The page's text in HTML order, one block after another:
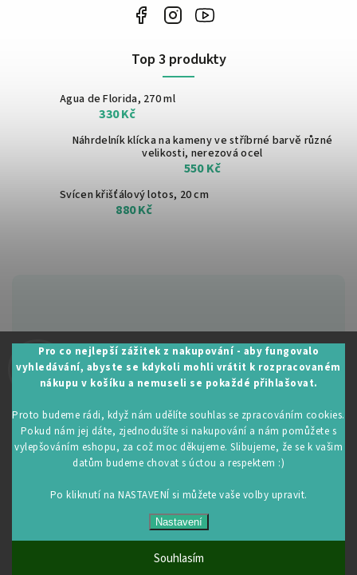
Pro co nejlepší zážitek z nakupování - aby fungovalo
vyhledávání, abyste se kdykoli mohli vrátit k rozpracovaném
nákupu v košíku a nemuseli se pokaždé přihlašovat.
Proto budeme rádi, když nám udělíte souhlas se zpracováním cookies.
Pokud nám jej dáte, zjednodušíte si nakupování a nám pomůžete s
vylepšováním eshopu, za což moc děkujeme. Slibujeme, že se k vašim
datům budeme chovat s úctou a respektem :)
Po kliknutí na NASTAVENÍ si můžete vaše volby upravit.
Nastavení
Souhlasím
Zákaznická podpora:
+420 605 530 014
Top 3 produkty
Agua de Florida, 270 ml
330 Kč
Náhrdelník klícka na kameny ve stříbrné barvě různé
velikosti, nerezová ocel
550 Kč
Svícen křišťálový lotos, 20 cm
880 Kč
Upravit nastavení cookies
VytvořilShoptet| Design